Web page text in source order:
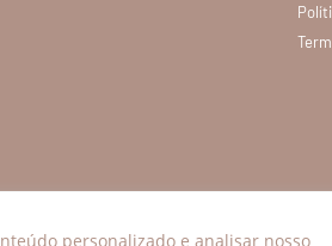
personalizado e analisar nosso